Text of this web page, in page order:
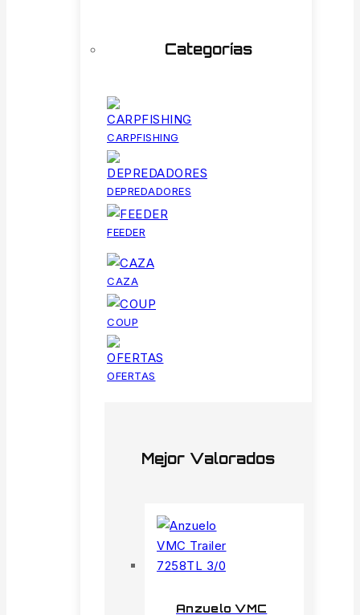
Categorías
CARPFISHING
DEPREDADORES
FEEDER
CAZA
COUP
OFERTAS
Mejor Valorados
Anzuelo VMC